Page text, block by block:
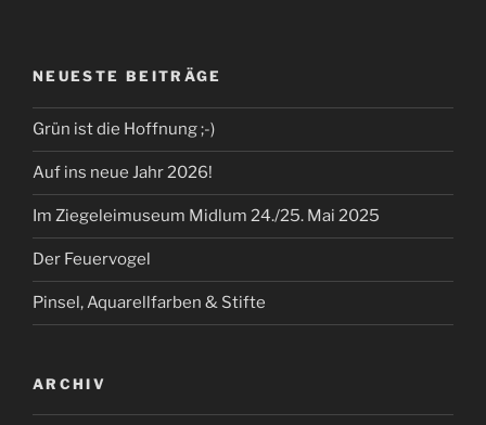
NEUESTE BEITRÄGE
Grün ist die Hoffnung ;-)
Auf ins neue Jahr 2026!
Im Ziegeleimuseum Midlum 24./25. Mai 2025
Der Feuervogel
Pinsel, Aquarellfarben & Stifte
ARCHIV